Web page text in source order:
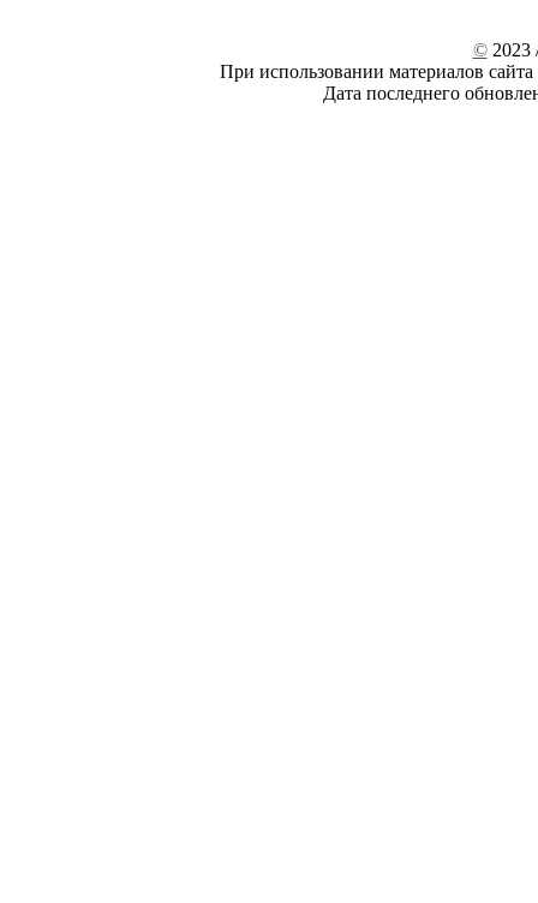
©2023
При использовании материалов
Дата последнего